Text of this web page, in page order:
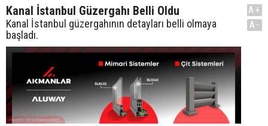
Kanal İstanbul Güzergahı Belli Oldu
Kanal İstanbul güzergahının detayları belli olmaya
başladı.
A+
A-